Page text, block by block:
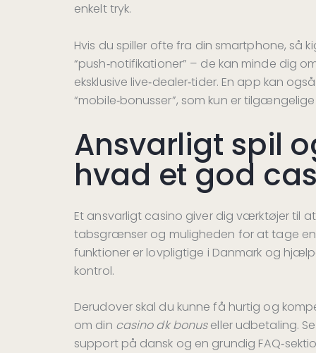
enkelt tryk.
Hvis du spiller ofte fra din smartphone, så
“push‑notifikationer” – de kan minde dig
eksklusive live‑dealer‑tider. En app kan
“mobile‑bonusser”, som kun er
Ansvarligt spil
hvad et god
Et ansvarligt casino giver dig værktøjer til
tabsgrænser og muligheden for at tage en
funktioner er lovpligtige i Danmark og
kontrol.
Derudover skal du kunne få hurtig og
om din casino dk bonuseller udbetaling.
support på dansk og en grundig